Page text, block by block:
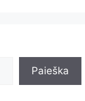
Paieška